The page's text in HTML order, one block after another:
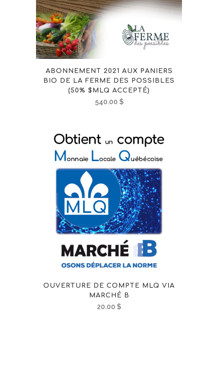
ABONNEMENT 2021 AUX PANIERS
BIO DE LA FERME DES POSSIBLES
(50% $MLQ ACCEPTÉ)
540.00 $
OUVERTURE DE COMPTE MLQ VIA
MARCHÉ B
20.00 $